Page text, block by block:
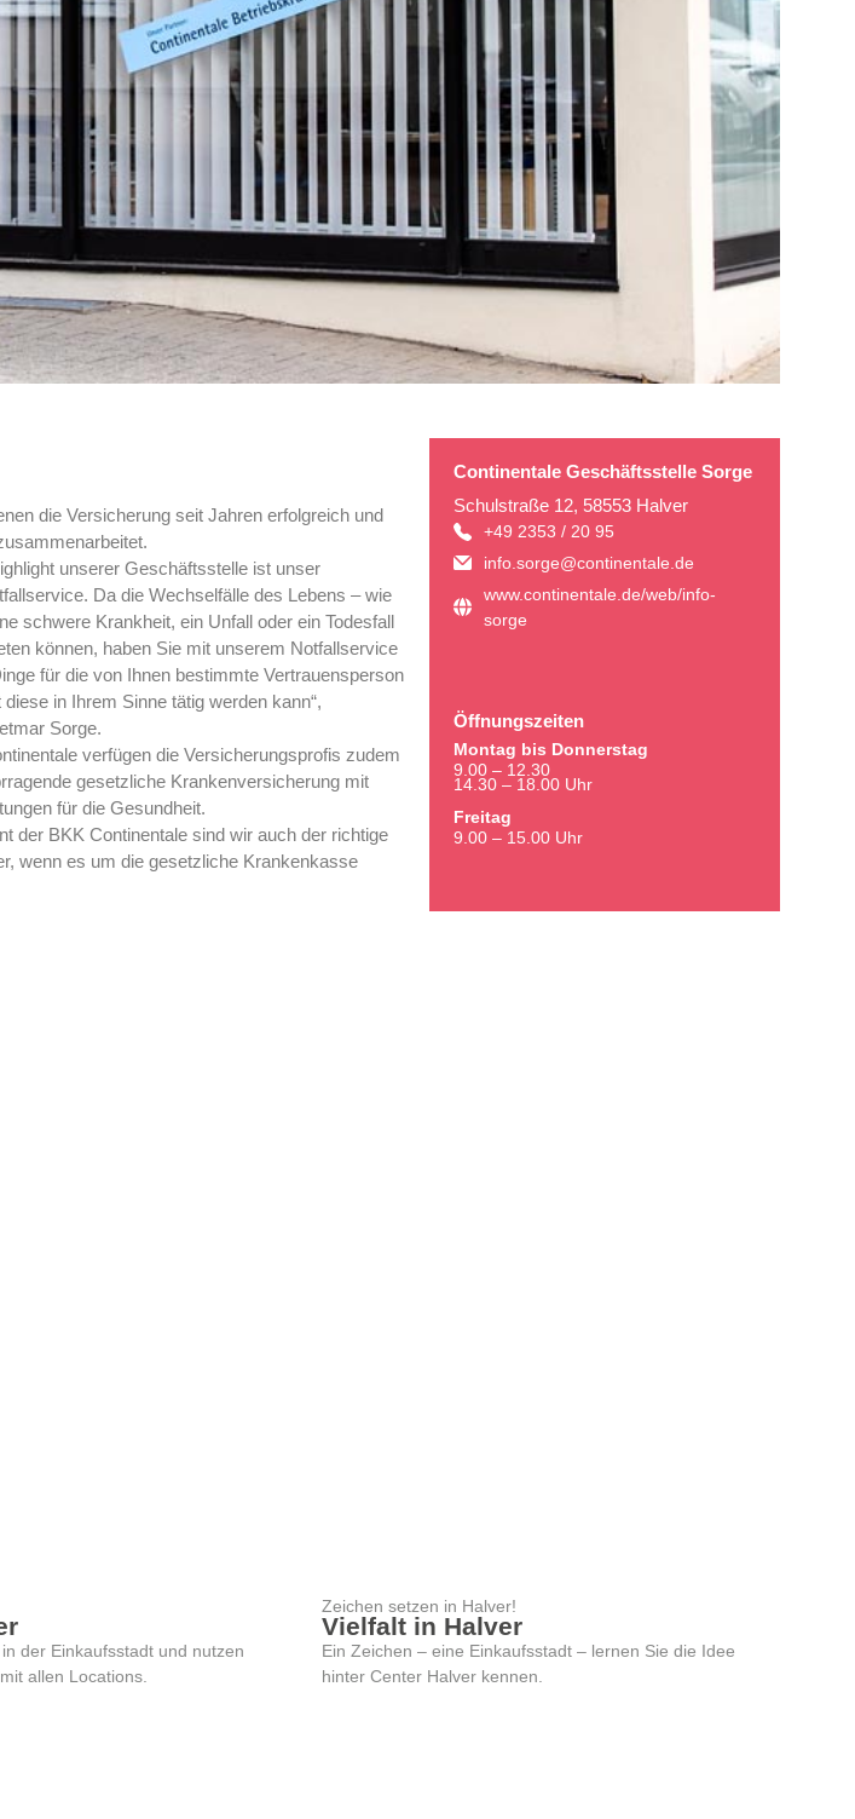
die Versicherung seit Jahren erfolgreich und
unserer Geschäftsstelle ist unser
Da die Wechselfälle des Lebens – wie
schwere Krankheit, ein Unfall oder ein Todesfall
können, haben Sie mit unserem Notfallservice
für die von Ihnen bestimmte Vertrauensperson
in Ihrem Sinne tätig werden kann“,
Sorge.
verfügen die Versicherungsprofis zudem
gesetzliche Krankenversicherung mit
für die Gesundheit.
der BKK Continentale sind wir auch der richtige
wenn es um die gesetzliche Krankenkasse
Continentale Geschäftsstelle Sorge
Schulstraße 12, 58553 Halver
+49 2353 / 20 95
info.sorge@continentale.de
www.continentale.de/web/info-
sorge
Öffnungszeiten
Montag bis Donnerstag
9.00 – 12.30
14.30 – 18.00 Uhr
Freitag
9.00 – 15.00 Uhr
der Einkaufsstadt und nutzen
allen Locations.
Zeichen setzen in Halver!
Vielfalt in Halver
Ein Zeichen – eine Einkaufsstadt – lernen Sie die Idee
hinter Center Halver kennen.